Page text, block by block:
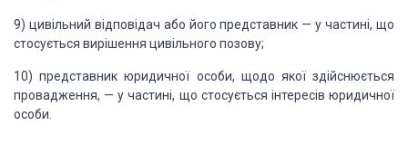
9) цивільний відповідач або його представник — у частині, що
стосується вирішення цивільного позову;
10) представник юридичної особи, щодо якої здійснюється
провадження, — у частині, що стосується інтересів юридичної
особи.